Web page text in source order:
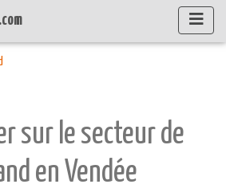
sur le secteur de
en Vendée